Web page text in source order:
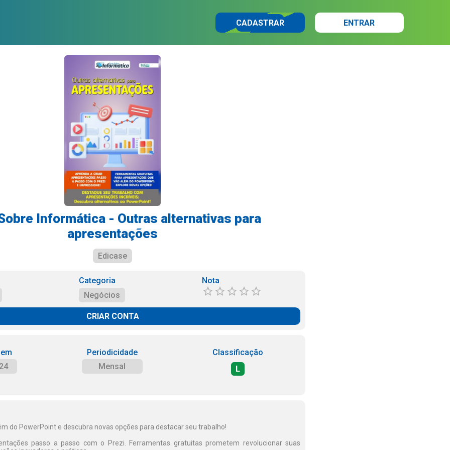
CADASTRAR ENTRAR
Informática - Outras alternativas para
apresentações
Edicase
Categoria
Negócios
Nota
CRIAR CONTA
Periodicidade
Mensal
Classificação
L
do PowerPoint e descubra novas opções para destacar seu trabalho!
passo a passo com o Prezi. Ferramentas gratuitas prometem revolucionar suas